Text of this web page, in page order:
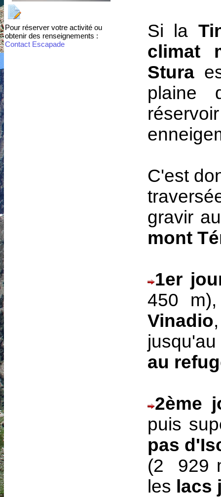
Pour réserver votre activité ou
obtenir des renseignements :
Contact Escapade
Si la
climat
Stura
plaine
C'est
gravir
mont
1er
450
Vinadio
au
2ème
puis
pas
(2 929
les lacs